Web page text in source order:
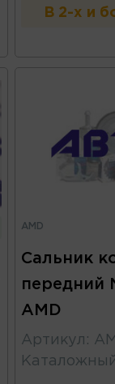
В 2-х и
AMD
Сальник
передний
AMD
Артикул :